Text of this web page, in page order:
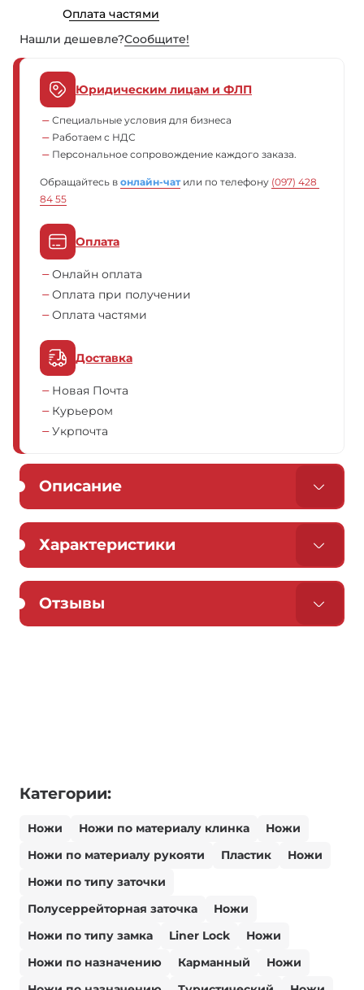
Оплата частями
Нашли дешевле?Сообщите!
Юридическим лицам и ФЛП
Специальные условия для бизнеса
Работаем с НДС
Персональное сопровождение каждого заказа.
Обращайтесь в онлайн-чатили по телефону (097) 428
84 55
Оплата
Онлайн оплата
Оплата при получении
Оплата частями
Доставка
Новая Почта
Курьером
Укрпочта
Описание
Характеристики
Отзывы
Категории:
Ножи Ножи по материалу клинка
Ножи
Ножи по материалу рукояти
Пластик
Ножи
Ножи по типу заточки
Полусеррейторная заточка
Ножи
Ножи по типу замка
Liner Lock
Ножи
Ножи по назначению
Карманный
Ножи